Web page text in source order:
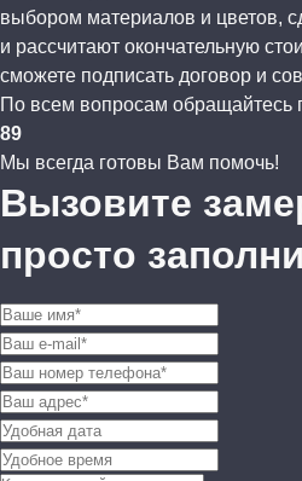
выбором материалов и цветов,
и рассчитают окончательную
сможете подписать договор и
По всем вопросам обращайтесь
89
Мы всегда готовы Вам помочь!
Вызовите
просто